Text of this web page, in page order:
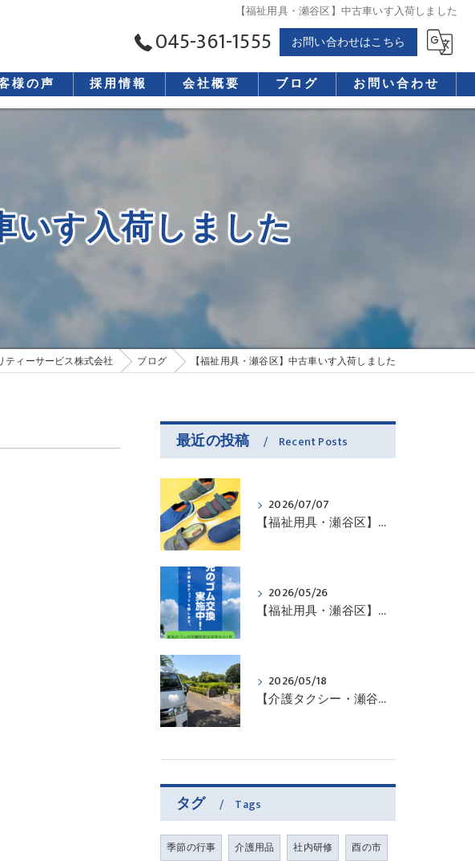
【福祉用具・瀬谷区】中古車いす入荷しました
045-361-1555 お問い合わせはこちら
様の声 採用情報 会社概要 ブログ お問い合わせ
いす入荷しました
ティーサービス株式会社 ブログ 【福祉用具・瀬谷区】中古車いす入荷しました
最近の投稿 Recent Posts
2026/07/07
【福祉用具・瀬谷区】お問い合わせ頂いたので・・・
2026/05/26
【福祉用具・瀬谷区】杖先のゴムは傷んでいませんか？
2026/05/18
【介護タクシー・瀬谷区】お出掛けのお手伝いさせていただきました
タグ Tags
季節の行事 介護用品 社内研修
酉の市